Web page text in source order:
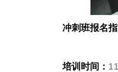
冲刺班报名
培训时间：